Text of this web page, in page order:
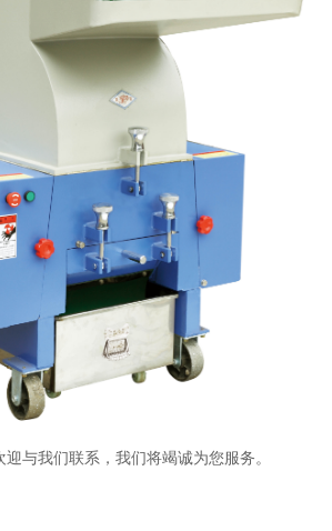
与我们联系，我们将竭诚为您服务。